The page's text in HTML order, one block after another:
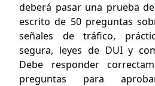
deberá pasar una prueba
escrito de 50 preguntas
señales de tráfico,
segura, leyes de DUI y
Debe responder
preguntas para